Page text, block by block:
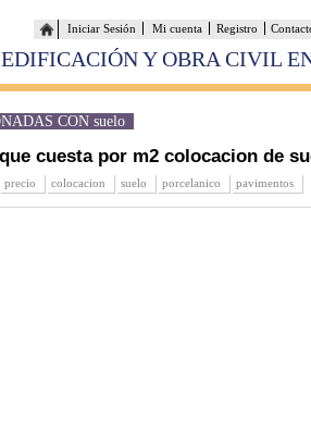
Registro
Mi cuenta
Iniciar Sesión
Y OBRA CIVIL
CON suelo
que cuesta por m2 colocacion de
precio colocacion suelo porcelanico pavimentos